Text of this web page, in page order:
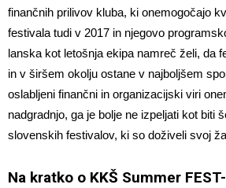
finančnih prilivov kluba, ki onemogočajo
festivala tudi v 2017 in njegovo
lanska kot letošnja ekipa namreč želi, da
in v širšem okolju ostane v najboljšem
oslabljeni finančni in organizacijski viri
nadgradnjo, ga je bolje ne izpeljati kot biti
slovenskih festivalov, ki so doživeli svoj
Na kratko o KKŠ Summer